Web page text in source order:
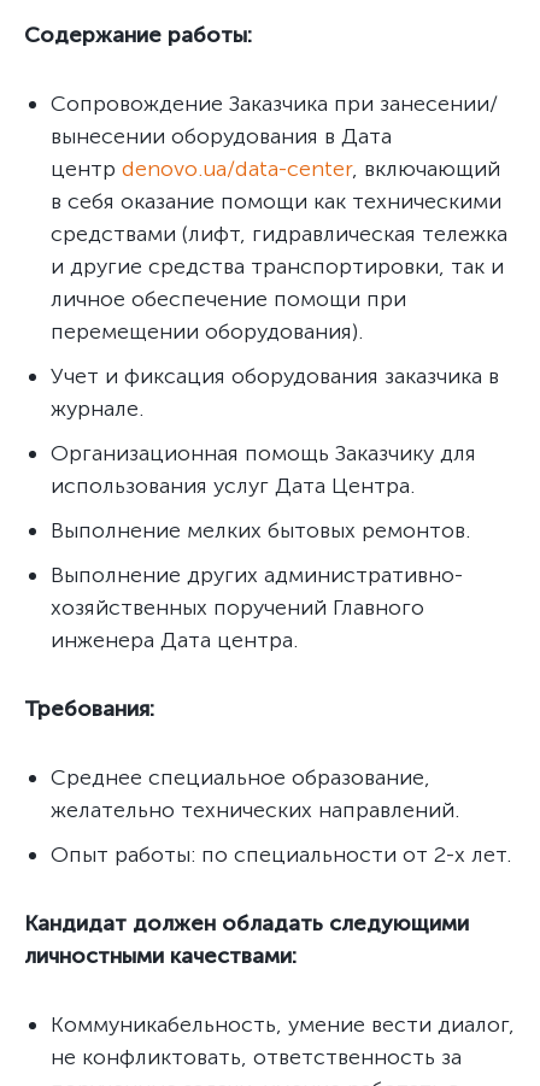
Содержание работы:
Сопровождение Заказчика при занесении/
вынесении оборудования в Дата
центр denovo.ua/data-center, включающий
в себя оказание помощи как техническими
средствами (лифт, гидравлическая тележка
и другие средства транспортировки, так и
личное обеспечение помощи при
перемещении оборудования).
Учет и фиксация оборудования заказчика в
журнале.
Организационная помощь Заказчику для
использования услуг Дата Центра.
Выполнение мелких бытовых ремонтов.
Выполнение других административно-
хозяйственных поручений Главного
инженера Дата центра.
Требования:
Среднее специальное образование,
желательно технических направлений.
Опыт работы: по специальности от 2-х лет.
Кандидат должен обладать следующими
личностными качествами:
Коммуникабельность, умение вести диалог,
не конфликтовать, ответственность за